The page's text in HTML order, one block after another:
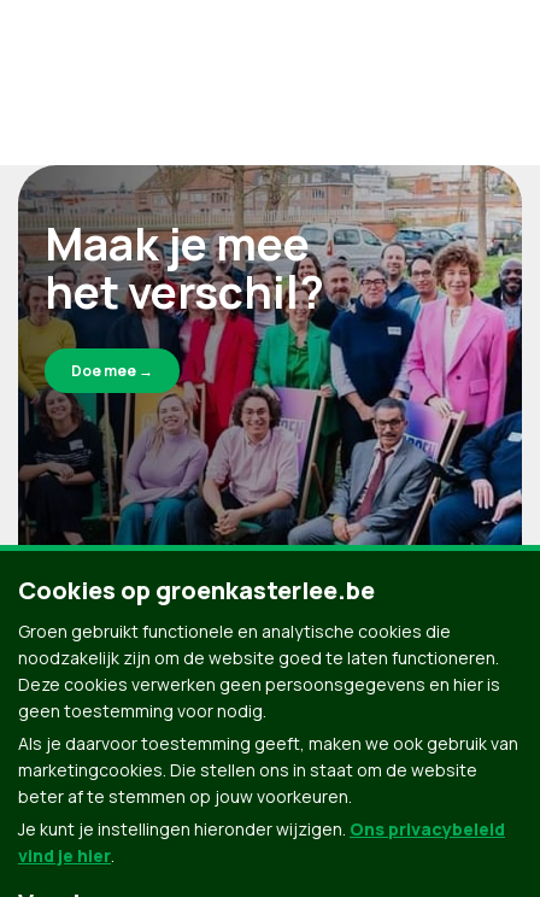
Maak je mee
het verschil?
Doe mee →
Cookies op groenkasterlee.be
Groen gebruikt functionele en analytische cookies die
noodzakelijk zijn om de website goed te laten functioneren.
Deze cookies verwerken geen persoonsgegevens en hier is
geen toestemming voor nodig.
Als je daarvoor toestemming geeft, maken we ook gebruik van
marketingcookies. Die stellen ons in staat om de website
beter af te stemmen op jouw voorkeuren.
Je kunt je instellingen hieronder wijzigen. Ons privacybeleid
vind je hier.